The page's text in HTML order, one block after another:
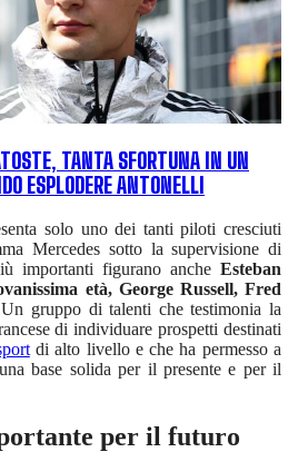
TANTA SFORTUNA IN UN
ESPLODERE ANTONELLI
solo uno dei tanti piloti cresciuti
Mercedes sotto la supervisione di
importanti figurano anche Esteban
età, George Russell, Fred
gruppo di talenti che testimonia la
di individuare prospetti destinati
di alto livello e che ha permesso a
base solida per il presente e per il
per il futuro